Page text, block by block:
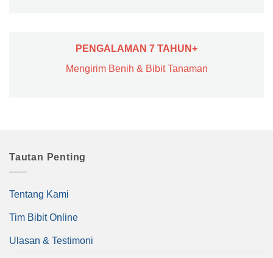
PENGALAMAN 7 TAHUN+
Mengirim Benih & Bibit Tanaman
Tautan Penting
Tentang Kami
Tim Bibit Online
Ulasan & Testimoni